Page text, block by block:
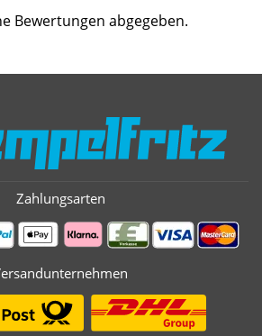
Bewertungen abgegeben.
Zahlungsarten